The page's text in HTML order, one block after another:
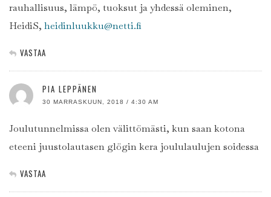
rauhallisuus, lämpö, tuoksut ja yhdessä oleminen,
HeidiS, heidinluukku@netti.fi
VASTAA
PIA LEPPÄNEN
30 MARRASKUUN, 2018 / 4:30 AM
Joulutunnelmissa olen välittömästi, kun saan kotona
eteeni juustolautasen glögin kera joululaulujen soidessa
VASTAA